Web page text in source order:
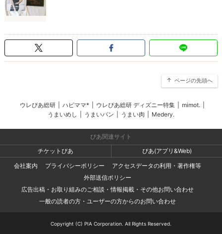
ページの先頭へ
ウレぴあ総研 ハピママ* ウレぴあ総研 ディズニー特集 mimot.
うまいめし
うまいパン うまい肉 Medery.
ぴあ関連サイト
チケットぴあ
ぴあ(アプリ&Web)
会社案内
プライバシーポリシー
アクセスデータの利用・著作権等
外部送信ポリシー
広告出稿・お取り組みのご相談・情報掲載・その他お問い合わせ
一般の読者の方・ユーザーの方からのお問い合わせ
Copyright (C) PIA Corporation. All Rights Reserved.